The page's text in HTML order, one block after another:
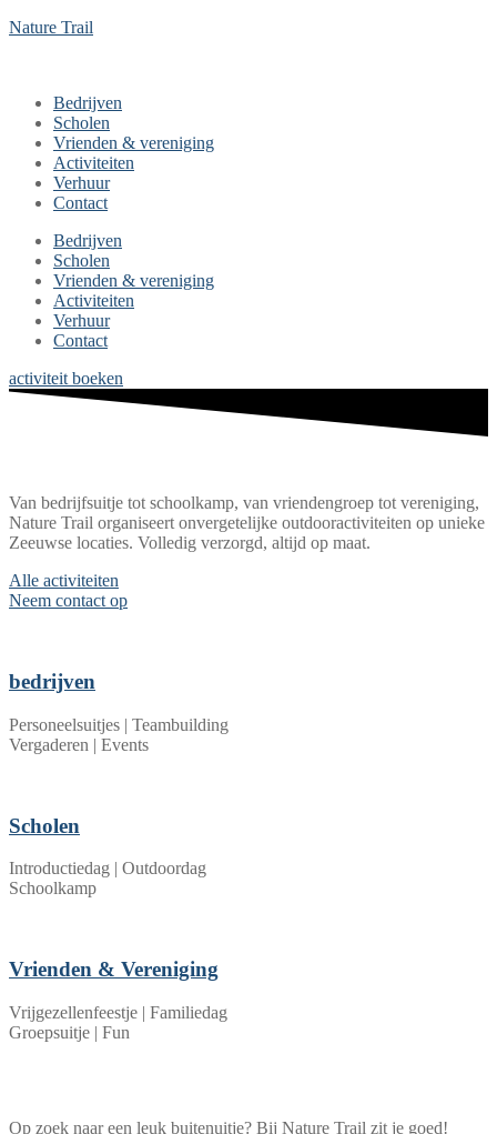
Nature Trail
Bedrijven
Scholen
Vrienden & vereniging
Activiteiten
Verhuur
Contact
Bedrijven
Scholen
Vrienden & vereniging
Activiteiten
Verhuur
Contact
activiteit boeken
Van bedrijfsuitje tot schoolkamp, van vriendengroep tot vereniging,
Nature Trail organiseert onvergetelijke outdooractiviteiten op unieke
Zeeuwse locaties. Volledig verzorgd, altijd op maat.
Alle activiteiten
Neem contact op
bedrijven
Personeelsuitjes | Teambuilding
Vergaderen | Events
Scholen
Introductiedag | Outdoordag
Schoolkamp
Vrienden & Vereniging
Vrijgezellenfeestje | Familiedag
Groepsuitje | Fun
Op zoek naar een leuk buitenuitje? Bij Nature Trail zit je goed!